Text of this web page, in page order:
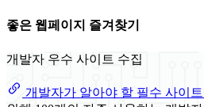
좋은 웹페이지 즐겨찾기
개발자 우수 사이트 수집
개발자가 알아야 할 필수 사이트